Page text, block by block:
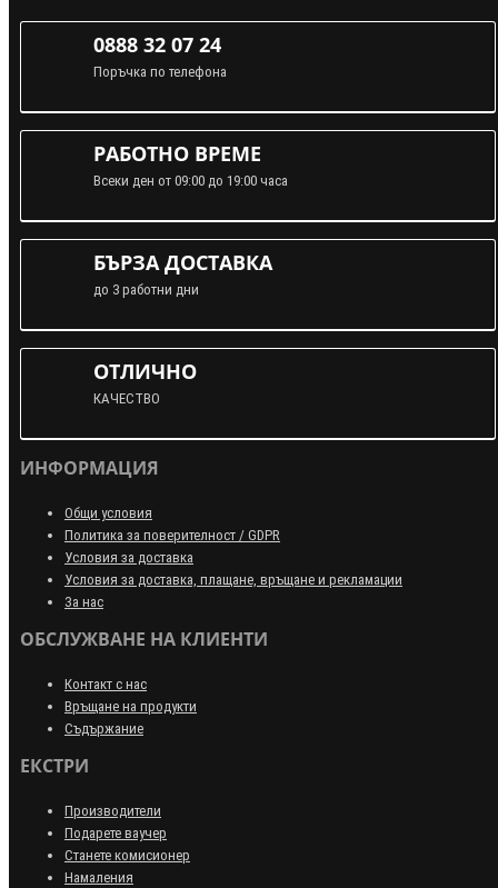
0888 32 07 24
Поръчка по телефона
РАБОТНО ВРЕМЕ
Всеки ден от 09:00 до 19:00 часа
БЪРЗА ДОСТАВКА
до 3 работни дни
ОТЛИЧНО
КАЧЕСТВО
ИНФОРМАЦИЯ
Общи условия
Политика за поверителност / GDPR
Условия за доставка
Условия за доставка, плащане, връщане и рекламации
За нас
ОБСЛУЖВАНЕ НА КЛИЕНТИ
Контакт с нас
Връщане на продукти
Съдържание
ЕКСТРИ
Производители
Подарете ваучер
Станете комисионер
Намаления